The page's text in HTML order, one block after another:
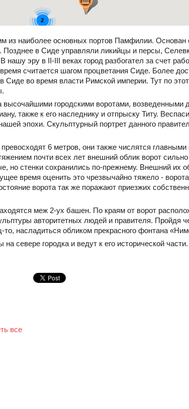
2
из наиболее основных портов Памфилии.
в Сиде управляли ликийцы и персы,
нашу эру в II-III веках город разбогател за счет
считается шагом процветания Сиде. Более
во время власти Римской империи. Тут по
высочайшими городскими воротами, возведенными
также к его наследнику и отпрыску Титу.
эпохи. Скульптурный портрет данного
6 метров, они также числятся
почти всех лет внешний облик ворот
но стенки сохранились по-прежнему. Внешний их
время оценить это чрезвычайно тяжело -
ворота так же поражают приезжих
меж 2-ух башен. По краям от ворот
авторитетных людей и правителя. Пройдя
насладиться обликом прекрасного фонтана
севере городка и ведут к его исторической
все